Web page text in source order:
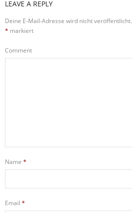
LEAVE A REPLY
Deine E-Mail-Adresse wird nicht veröffentlicht.
* markiert
Comment
Name *
Email *